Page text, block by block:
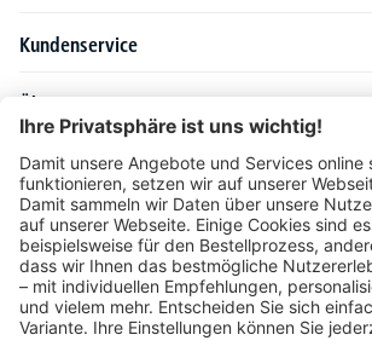
Kundenservice
Über DELTA-V
Produktsortiment
Ratgeber
Folgen Sie uns auch auf